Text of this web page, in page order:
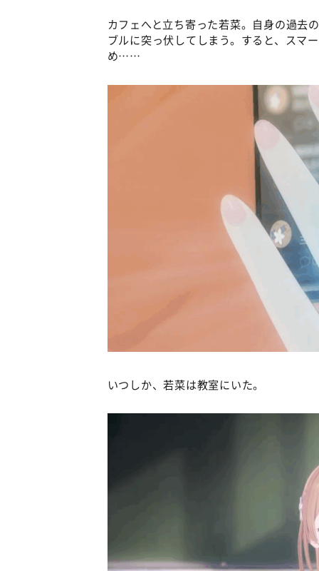
カフェへと立ち寄った若菜。自身の過去
ブルに突っ伏してしまう。すると、スマ
め……
いつしか、若菜は教室にいた。